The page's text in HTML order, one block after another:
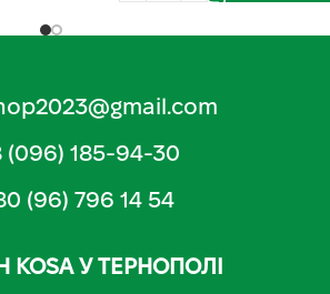
(096) 185-94-30
(96) 796 14 54
KOSA У ТЕРНОПОЛІ